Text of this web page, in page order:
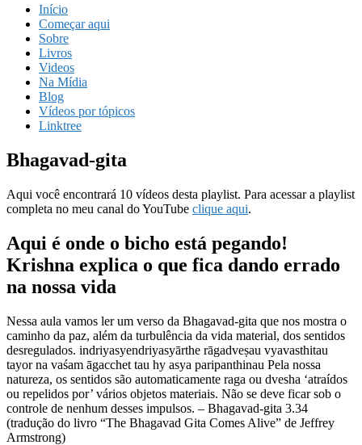
Início
Começar aqui
Sobre
Livros
Videos
Na Mídia
Blog
Vídeos por tópicos
Linktree
Bhagavad-gita
Aqui você encontrará 10 vídeos desta playlist. Para acessar a playlist
completa no meu canal do YouTube clique aqui.
Aqui é onde o bicho está pegando!
Krishna explica o que fica dando errado
na nossa vida
Nessa aula vamos ler um verso da Bhagavad-gita que nos mostra o
caminho da paz, além da turbulência da vida material, dos sentidos
desregulados. indriyasyendriyasyārthe rāgadveṣau vyavasthitau
tayor na vaśam āgacchet tau hy asya paripanthinau Pela nossa
natureza, os sentidos são automaticamente raga ou dvesha ‘atraídos
ou repelidos por’ vários objetos materiais. Não se deve ficar sob o
controle de nenhum desses impulsos. – Bhagavad-gita 3.34
(tradução do livro “The Bhagavad Gita Comes Alive” de Jeffrey
Armstrong)